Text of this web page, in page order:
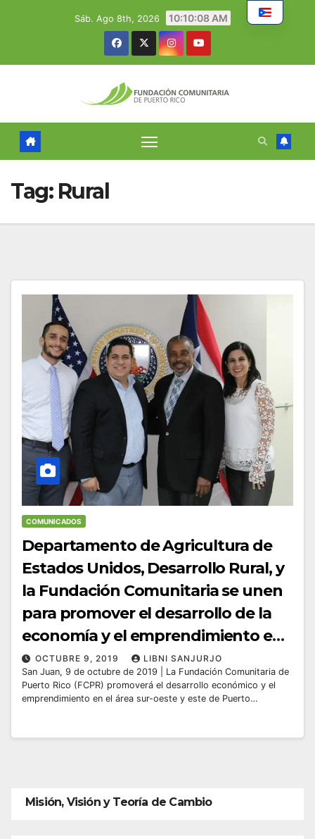
Sáb. Ago 8th, 2026 10:10:09 AM
Tag: Rural
COMUNICADOS
Departamento de Agricultura de
Estados Unidos, Desarrollo Rural, y
la Fundación Comunitaria se unen
para promover el desarrollo de la
economía y el emprendimiento en
el sur-oeste y este de Puerto Rico
OCTUBRE 9, 2019
LIBNI SANJURJO
San Juan, 9 de octubre de 2019 | La Fundación Comunitaria de
Puerto Rico (FCPR) promoverá el desarrollo económico y el
emprendimiento en el área sur-oeste y este de Puerto…
Misión, Visión y Teoría de Cambio